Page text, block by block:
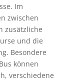
Im
zwischen
zusätzliche
und die
Besondere
können
verschiedene